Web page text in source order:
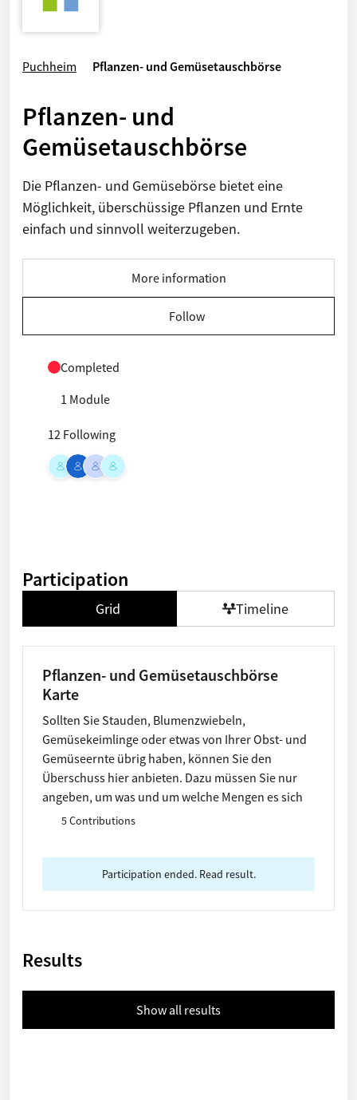
Puchheim Pflanzen- und Gemüsetauschbörse
Pflanzen- und
Gemüsetauschbörse
Die Pflanzen- und Gemüsebörse bietet eine
Möglichkeit, überschüssige Pflanzen und Ernte
einfach und sinnvoll weiterzugeben.
More information
Follow
Completed
1 Module
12 Following
Participation
Grid Timeline
Pflanzen- und Gemüsetauschbörse
Karte
Sollten Sie Stauden, Blumenzwiebeln,
Gemüsekeimlinge oder etwas von Ihrer Obst- und
Gemüseernte übrig haben, können Sie den
Überschuss hier anbieten. Dazu müssen Sie nur
angeben, um was und um welche Mengen es sich
handelt. Ein Pin auf der Karte gibt den Abholort an.
und/oder Adresse im Steckbrief oder markieren
Sie den Bürgergarten (Obere
Lagerstraße/Rossmann), der jeden 1. und 3.
Dienstag von Mai bis Ende Oktober ab 18 Uhr als
5 Contributions
Participation ended. Read result.
Results
Show all results